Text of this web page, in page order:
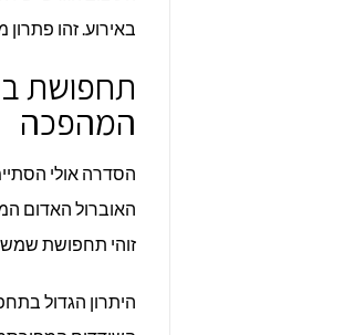
באירוע. זהו פתרון
תחפושת
המהפכה
הסדרה אולי
האוברול האדום
זוהי תחפושת
היתרון הגדול